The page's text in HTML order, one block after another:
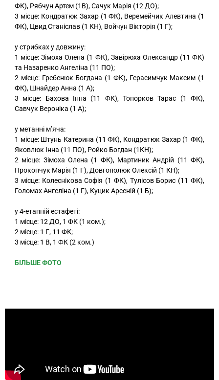
ФК), Рябчун Артем (1В), Сачук Марія (12 ДО);
3 місце: Кондратюк Захар (1 ФК), Веремейчик Алевтина (1
ФК), Цвид Станіслав (1 КН), Войчун Вікторія (1 Г);
у стрибках у довжину:
1 місце: Зімоха Олена (1 ФК), Завірюха Олександр (11 ФК)
та Назаренко Ангеліна (11 ПО);
2 місце: Гребенюк Богдана (1 ФК), Герасимчук Максим (1
ФК), Шнайдер Анна (1 А);
3 місце: Бахова Інна (11 ФК), Топорков Тарас (1 ФК),
Савчук Вероніка (1 А);
у метанні м’яча:
1 місце: Штунь Катерина (11 ФК), Кондратюк Захар (1 ФК),
Яковлюк Інна (11 ПО), Ройко Богдан (1КН);
2 місце: Зімоха Олена (1 ФК), Мартиник Андрій (11 ФК),
Прокопчук Марія (1 Г), Довгополюк Олексій (1 КН);
3 місце: Колеснікова Софія (1 ФК), Тулісов Борис (11 ФК),
Голомах Ангеліна (1 Г), Куцик Арсеній (1 Б);
у 4-етапній естафеті:
1 місце: 12 ДО, 1 ФК (1 ком.);
2 місце: 1 Г, 11 ФК;
3 місце: 1 В, 1 ФК (2 ком.)
БІЛЬШЕ ФОТО